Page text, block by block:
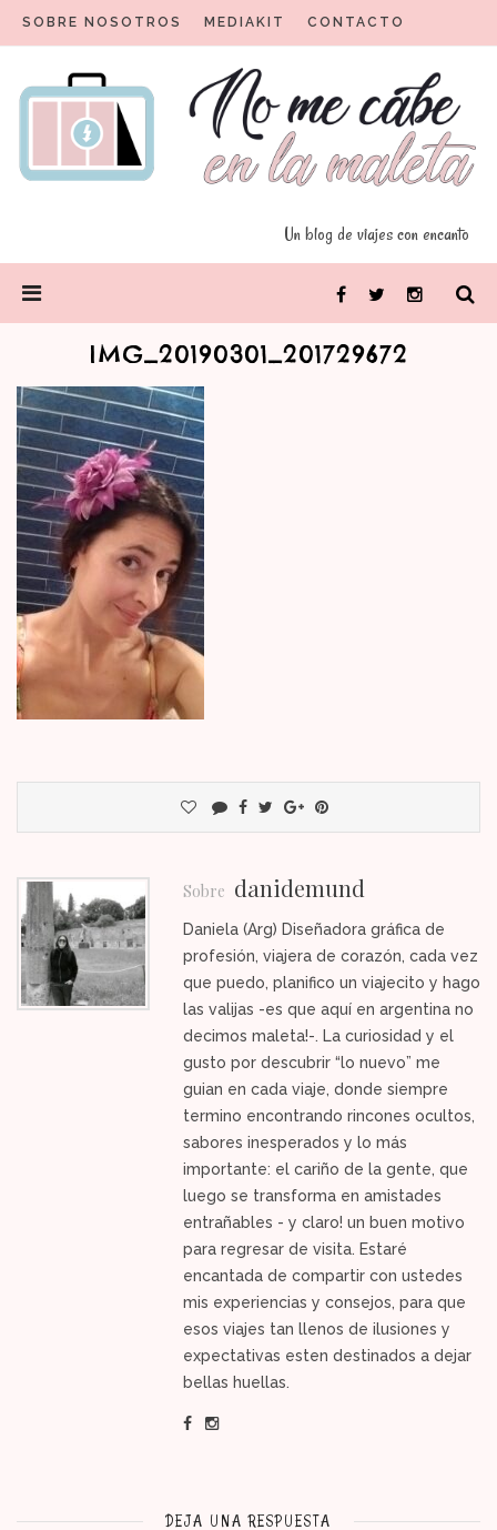
SOBRE NOSOTROS MEDIAKIT CONTACTO
Un blog de viajes con encanto
No me cabe en la maleta
Un blog para viajeros con encanto
MENU
FacebookTwitter Instagram
IMG_20190301_201729672
Sobre danidemund
Daniela (Arg) Diseñadora gráfica de
profesión, viajera de corazón, cada vez
que puedo, planifico un viajecito y hago
las valijas -es que aquí en argentina no
decimos maleta!-. La curiosidad y el
gusto por descubrir “lo nuevo” me
guian en cada viaje, donde siempre
termino encontrando rincones ocultos,
sabores inesperados y lo más
importante: el cariño de la gente, que
luego se transforma en amistades
entrañables - y claro! un buen motivo
para regresar de visita. Estaré
encantada de compartir con ustedes
mis experiencias y consejos, para que
esos viajes tan llenos de ilusiones y
expectativas esten destinados a dejar
bellas huellas.
DEJA UNA RESPUESTA